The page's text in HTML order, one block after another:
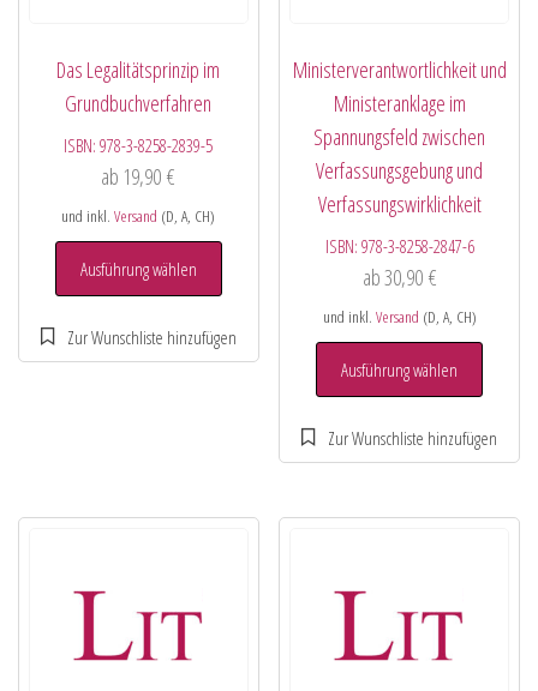
Das Legalitätsprinzip im
Grundbuchverfahren
ISBN:978-3-8258-2839-5
ab 19,90€
und inkl.Versand (D, A, CH)
Ausführung wählen
Ministerverantwortlichkeit und
Ministeranklage im
Spannungsfeld zwischen
Verfassungsgebung und
Verfassungswirklichkeit
ISBN: 978-3-8258-2847-6
ab30,90 €
und inkl. Versand (D, A, CH)
Ausführung wählen